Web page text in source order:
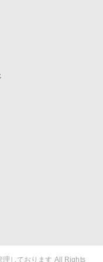
しております All Rights